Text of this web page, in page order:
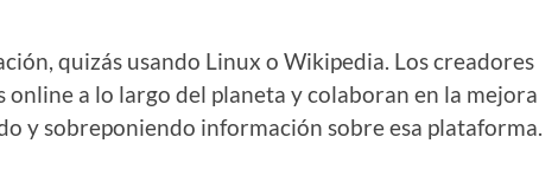
quizás usando Linux o Wikipedia. Los creadores
online a lo largo del planeta y colaboran en la mejora
y sobreponiendo información sobre esa plataforma.